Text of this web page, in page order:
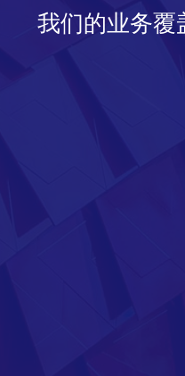
我们的业务覆